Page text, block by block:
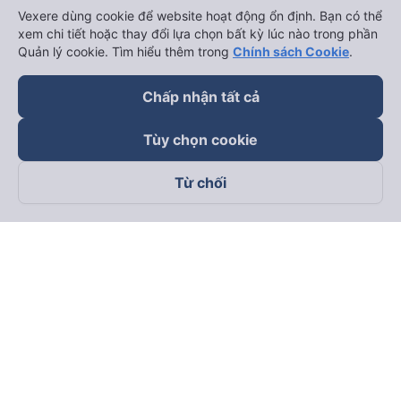
Theo dõi chúng tôi trên
Vexere dùng cookie để website hoạt động ổn định. Bạn có thể
xem chi tiết hoặc thay đổi lựa chọn bất kỳ lúc nào trong phần
Quản lý cookie. Tìm hiểu thêm trong Chính sách Cookie.
Chấp nhận tất cả
Tùy chọn cookie
Từ chối